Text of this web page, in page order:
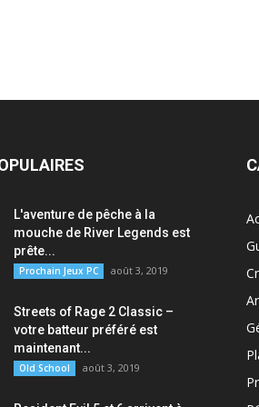
L'aventure de pêche à la
mouche de River Legends est
prête...
Prochain Jeux PC août 3, 2019
Streets of Rage 2 Classic –
votre batteur préféré est
maintenant...
Old School août 3, 2019